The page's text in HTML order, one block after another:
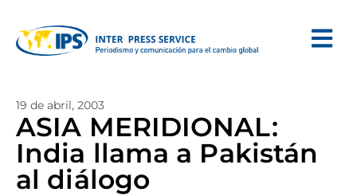
19 de abril, 2003
ASIA MERIDIONAL:
India llama a Pakistán
al diálogo